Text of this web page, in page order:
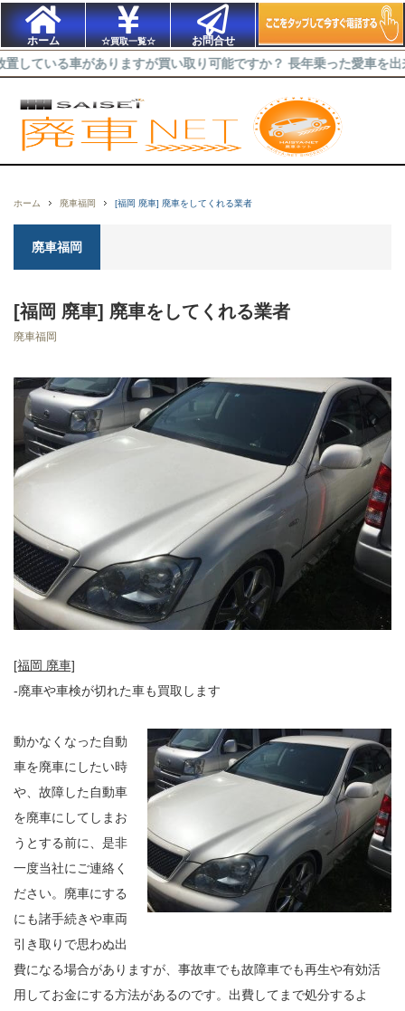
ホーム ☆買取一覧☆ お問合せ
ありますが買い取り可能ですか？ 長年乗った愛車を出来るだけ高
ホーム 廃車福岡 [福岡 廃車] 廃車をしてくれる業者
廃車福岡
[福岡 廃車] 廃車をしてくれる業者
廃車福岡
[福岡 廃車]
-廃車や車検が切れた車も買取します
動かなくなった自動
車を廃車にしたい時
や、故障した自動車
を廃車にしてしまお
うとする前に、是非
一度当社にご連絡く
ださい。廃車にする
にも諸手続きや車両
引き取りで思わぬ出
費になる場合がありますが、事故車でも故障車でも再生や有効活
用してお金にする方法があるのです。出費してまで処分するよ